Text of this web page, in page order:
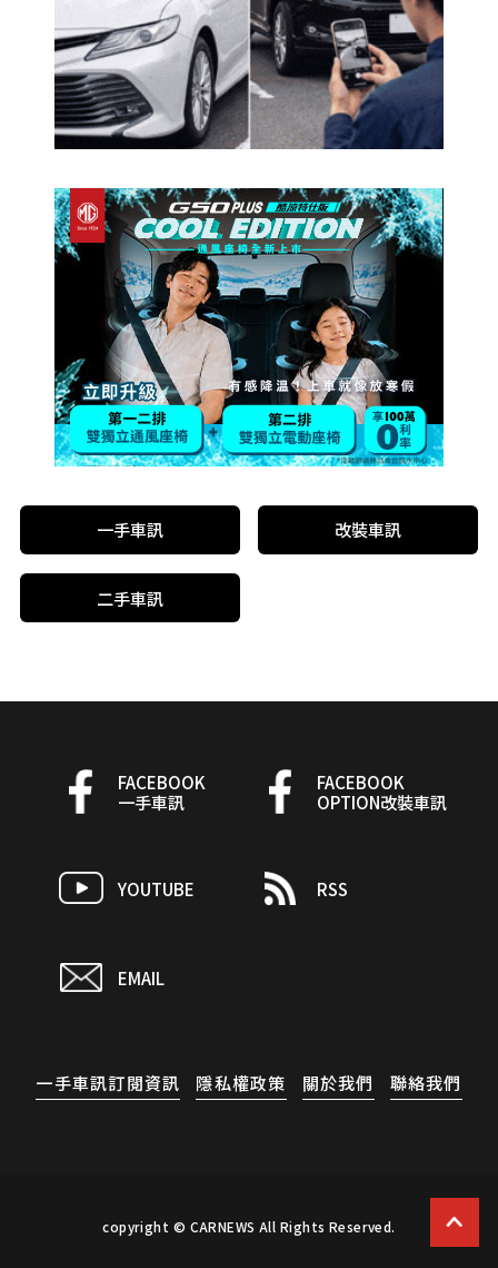
一手車訊 改裝車訊
二手車訊
FACEBOOK
一手車訊
FACEBOOK
OPTION改裝車訊
YOUTUBE RSS
EMAIL
一手車訊訂閱資訊 隱私權政策 關於我們 聯絡我們
copyright © CARNEWS All Rights Reserved.